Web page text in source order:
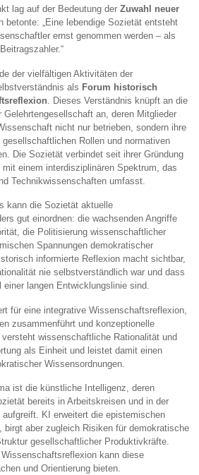
lag auf der Bedeutung derZuwahl neuer
betonte: „Eine lebendige Sozietät entsteht
ernst genommen werden – als
der vielfältigen Aktivitäten der
als Forum historisch
. Dieses Verständnis knüpft an die
Gelehrtengesellschaft an, deren Mitglieder
nicht nur betrieben, sondern ihre
Rollen und normativen
Die Sozietät verbindet seit ihrer Gründung
einem interdisziplinären Spektrum, das
Technikwissenschaften umfasst.
kann die Sozietät aktuelle
gut einordnen: die wachsenden Angriffe
die Politisierung wissenschaftlicher
Spannungen demokratischer
informierte Reflexion macht sichtbar,
nie selbstverständlich war und dass
einer langen Entwicklungslinie sind.
für eine integrative Wissenschaftsreflexion,
zusammenführt und konzeptionelle
wissenschaftliche Rationalität und
als Einheit und leistet damit einen
Wissensordnungen.
ist die künstliche Intelligenz, deren
bereits in Arbeitskreisen und in der
aufgreift. KI erweitert die epistemischen
birgt aber zugleich Risiken für demokratische
gesellschaftlicher Produktivkräfte.
kann diese
und Orientierung bieten.